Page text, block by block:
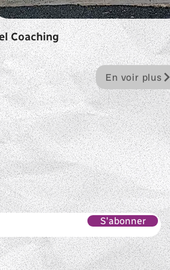
Coaching
En voir plus
S'abonner